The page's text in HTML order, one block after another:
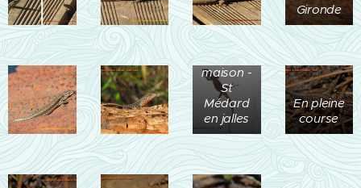
Gironde
Dans le
jardin de
la
maison -
St
Médard
en jalles
En pleine
course